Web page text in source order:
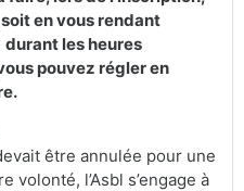
en vous rendant
les heures
pouvez régler en
être annulée pour une
volonté, l’Asbl s’engage à